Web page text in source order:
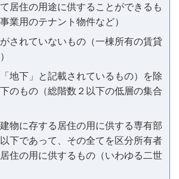
居住の用途に供することができるも
業用のテナント物件など）
されていないもの（一棟所有の賃貸
地下」と記載されているもの）を除
のもの（総階数２以下の低層の集合
物に存する居住の用に供する専有部
下であって、その全てを区分所有者
住の用に供するもの（いわゆる二世